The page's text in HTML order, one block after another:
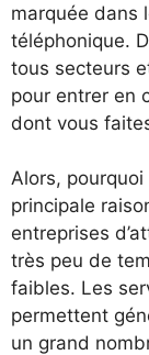
marquée dans
téléphonique.
tous secteurs
pour entrer en
dont vous
Alors,
principale
entreprises
très peu de
faibles. Les
permettent
un grand